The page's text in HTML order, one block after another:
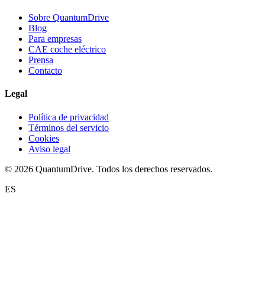
Sobre QuantumDrive
Blog
Para empresas
CAE coche eléctrico
Prensa
Contacto
Legal
Política de privacidad
Términos del servicio
Cookies
Aviso legal
© 2026 QuantumDrive. Todos los derechos reservados.
ES